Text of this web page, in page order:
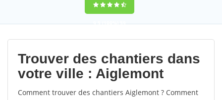
9,5(100%)59
votes
Trouver des chantiers dans
votre ville : Aiglemont
Comment trouver des chantiers Aiglemont ? Comment